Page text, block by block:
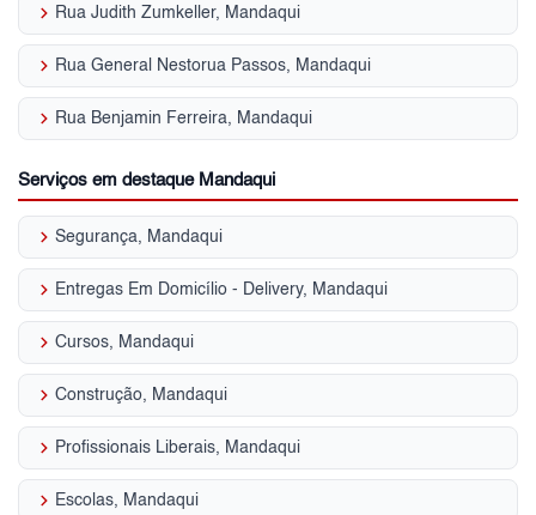
keyboard_arrow_right Rua Judith Zumkeller, Mandaqui
keyboard_arrow_right Rua General Nestorua Passos, Mandaqui
keyboard_arrow_right Rua Benjamin Ferreira, Mandaqui
Serviços em destaque Mandaqui
keyboard_arrow_right Segurança, Mandaqui
keyboard_arrow_right Entregas Em Domicílio - Delivery, Mandaqui
keyboard_arrow_right Cursos, Mandaqui
keyboard_arrow_right Construção, Mandaqui
keyboard_arrow_right Profissionais Liberais, Mandaqui
keyboard_arrow_right Escolas, Mandaqui